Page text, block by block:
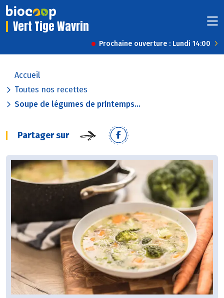
Vert Tige Wavrin
Prochaine ouverture : Lundi 14:00
Accueil
Toutes nos recettes
Soupe de légumes de printemps...
Partager sur